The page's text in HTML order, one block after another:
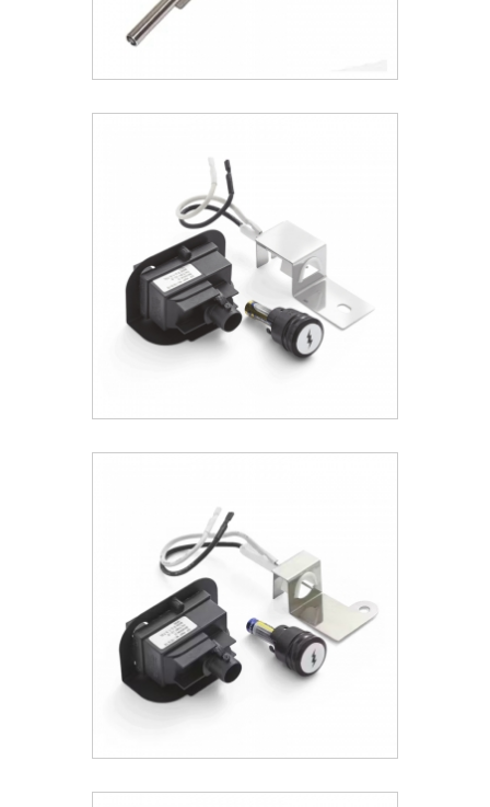
(Crossover Tube) για Spirit & Spirit II
210 (μοντέλα από το 2013 και
νεότερα).
47.74 €
ΑΝΑΚΑΛΥΨΕ ΤΟ
Weber® Κit Ανάφλεξης Q 1200/2200
48.11 €
ΑΝΑΚΑΛΥΨΕ ΤΟ